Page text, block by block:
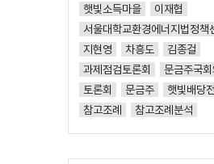
햇빛소득마을
이재협
서울대학교환경에너지법정책
지현영
차흥도
김종걸
과제점검토론회
문금주국회
토론회
문금주
햇빛배당
참고조례
참고조례분석